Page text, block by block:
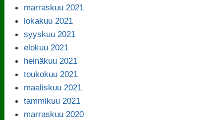
marraskuu 2021
lokakuu 2021
syyskuu 2021
elokuu 2021
heinäkuu 2021
toukokuu 2021
maaliskuu 2021
tammikuu 2021
marraskuu 2020